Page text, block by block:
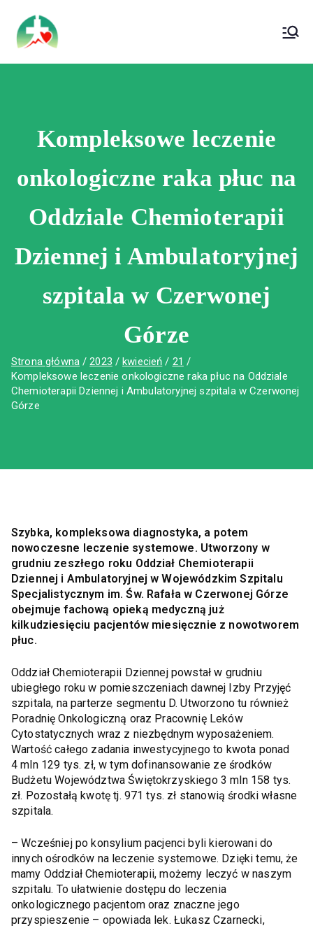
treści
Wojewódzki Szpital Specjalistyczny im.
Św. Rafała w Czerwonej Górze
Kompleksowe leczenie
onkologiczne raka płuc na
Oddziale Chemioterapii
Dziennej i Ambulatoryjnej
szpitala w Czerwonej
Górze
Strona główna 2023 kwiecień
21
Kompleksowe leczenie onkologiczne raka płuc na Oddziale
Chemioterapii Dziennej i Ambulatoryjnej szpitala w Czerwonej
Górze
Szybka, kompleksowa diagnostyka, a potem
nowoczesne leczenie systemowe. Utworzony w
grudniu zeszłego roku Oddział Chemioterapii
Dziennej i Ambulatoryjnej w Wojewódzkim Szpitalu
Specjalistycznym im. Św. Rafała w Czerwonej Górze
obejmuje fachową opieką medyczną już
kilkudziesięciu pacjentów miesięcznie z nowotworem
płuc.
Oddział Chemioterapii Dziennej powstał w grudniu
ubiegłego roku w pomieszczeniach dawnej Izby Przyjęć
szpitala, na parterze segmentu D. Utworzono tu również
Poradnię Onkologiczną oraz Pracownię Leków
Cytostatycznych wraz z niezbędnym wyposażeniem.
Wartość całego zadania inwestycyjnego to kwota ponad
4 mln 129 tys. zł, w tym dofinansowanie ze środków
Budżetu Województwa Świętokrzyskiego 3 mln 158 tys.
zł. Pozostałą kwotę tj. 971 tys. zł stanowią środki własne
szpitala.
– Wcześniej po konsylium pacjenci byli kierowani do
innych ośrodków na leczenie systemowe. Dzięki temu, że
mamy Oddział Chemioterapii, możemy leczyć w naszym
szpitalu. To ułatwienie dostępu do leczenia
onkologicznego pacjentom oraz znaczne jego
przyspieszenie – opowiada lek. Łukasz Czarnecki,